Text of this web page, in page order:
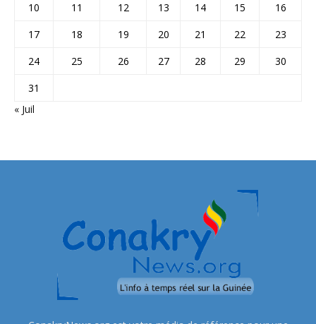
10
11 12 13 14 15
16
17
18 19 20 21 22
23
24
25 26 27 28 29
30
31
« Juil